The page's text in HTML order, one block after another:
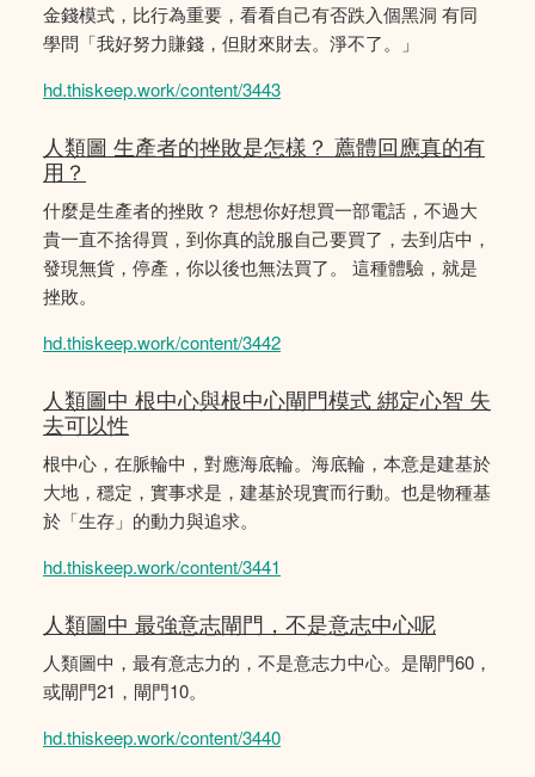
金錢模式，比行為重要，看看自己有否跌入個黑洞 有同
學問「我好努力賺錢，但財來財去。淨不了。」
hd.thiskeep.work/content/3443
人類圖 生產者的挫敗是怎樣？ 薦體回應真的有
用？
什麼是生產者的挫敗？ 想想你好想買一部電話，不過大
貴一直不捨得買，到你真的說服自己要買了，去到店中，
發現無貨，停產，你以後也無法買了。 這種體驗，就是
挫敗。
hd.thiskeep.work/content/3442
人類圖中 根中心與根中心閘門模式 綁定心智 失
去可以性
根中心，在脈輪中，對應海底輪。海底輪，本意是建基於
大地，穩定，實事求是，建基於現實而行動。也是物種基
於「生存」的動力與追求。
hd.thiskeep.work/content/3441
人類圖中 最強意志閘門，不是意志中心呢
人類圖中，最有意志力的，不是意志力中心。是閘門60，
或閘門21，閘門10。
hd.thiskeep.work/content/3440